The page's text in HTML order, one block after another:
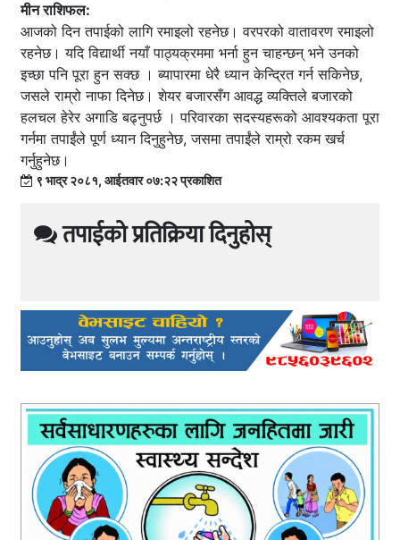
मीन राशिफल:
आजको दिन तपाईको लागि रमाइलो रहनेछ। वरपरको वातावरण रमाइलो
रहनेछ। यदि विद्यार्थी नयाँ पाठ्यक्रममा भर्ना हुन चाहन्छन् भने उनको
इच्छा पनि पूरा हुन सक्छ । ब्यापारमा धेरै ध्यान केन्द्रित गर्न सकिनेछ,
जसले राम्रो नाफा दिनेछ। शेयर बजारसँग आवद्ध व्यक्तिले बजारको
हलचल हेरेर अगाडि बढ्नुपर्छ । परिवारका सदस्यहरूको आवश्यकता पूरा
गर्नमा तपाईंले पूर्ण ध्यान दिनुहुनेछ, जसमा तपाईंले राम्रो रकम खर्च
गर्नुहुनेछ।
९ भाद्र २०८१, आईतवार ०७:२२ प्रकाशित
तपाईको प्रतिक्रिया दिनुहोस्